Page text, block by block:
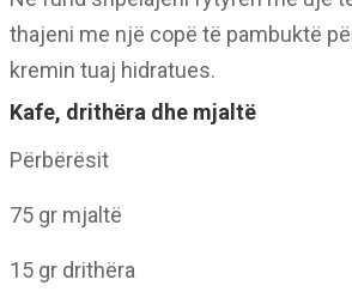
thajeni me një copë të pambuktë
kremin tuaj hidratues.
Kafe, drithëra dhe mjaltë
Përbërësit
75 gr mjaltë
15 gr drithëra